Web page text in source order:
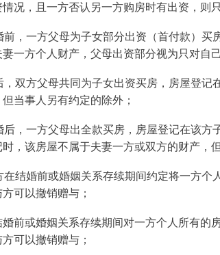
况，且一方否认另一方购房时有出资，则
前，一方父母为子女部分出资（首付款）
一方个人财产，父母出资部分视为只对自
，双方父母共同为子女出资买房，房屋登
当事人另有约定的除外；
后，一方父母出全款买房，房屋登记在该
，该房屋不属于夫妻一方或双方的财产，
在结婚前或婚姻关系存续期间约定将一方
可以撤销赠与；
前或婚姻关系存续期间对一方个人所有的
可以撤销赠与；